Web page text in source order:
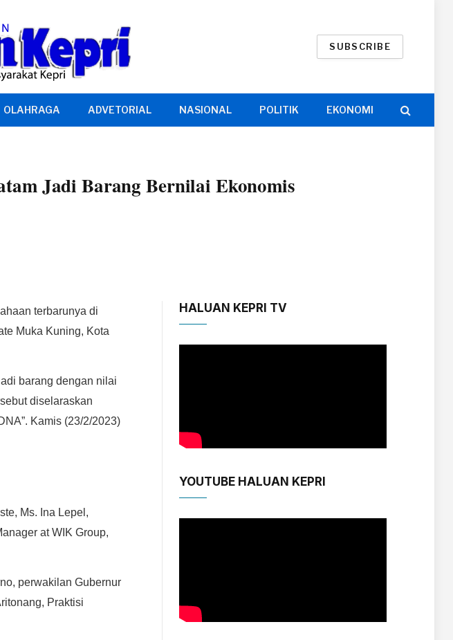
SUBSCRIBE
OLAHRAGA ADVETORIAL NASIONAL POLITIK EKONOMI
Jadi Barang Bernilai Ekonomis
terbarunya di
Muka Kuning, Kota
barang dengan nilai
diselaraskan
Kamis (23/2/2023)
Ms. Ina Lepel,
at WIK Group,
perwakilan Gubernur
Praktisi
HALUAN KEPRI TV
YOUTUBE HALUAN KEPRI